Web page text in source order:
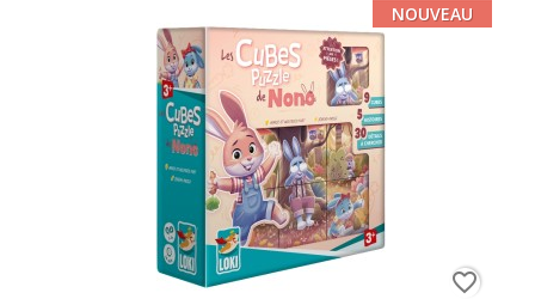
NOUVEAU
favorite_border